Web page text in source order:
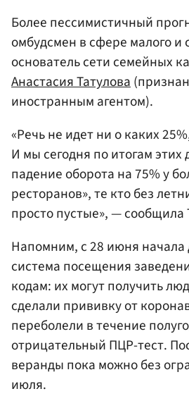
Более пессимистичный
омбудсмен в сфере малого и
основатель сети семейных
Анастасия Татулова
иностранным агентом).
«Речь не идет ни о каких
И мы сегодня по итогам этих
падение оборота на 75% у
ресторанов», те кто без
просто пустые», — сообщила
Напомним, с 28 июня начала
система посещения
кодам: их могут получить
сделали прививку от
переболели в течение
отрицательный ПЦР-тест.
веранды пока можно без
июля.